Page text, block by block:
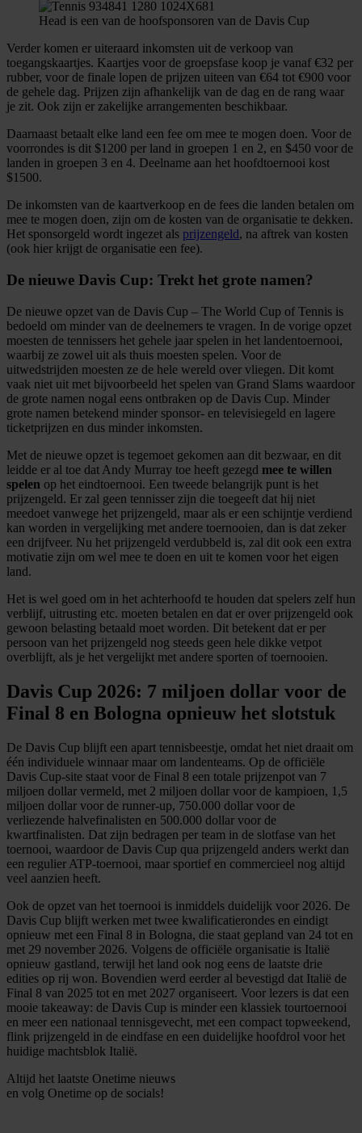
informatie over uw gebruik van onze site met onze
partners voor social media, adverteren en analyse. Deze
partners kunnen deze gegevens combineren met andere
informatie die u aan ze heeft verstrekt of die ze hebben
verzameld op basis van uw gebruik van hun services.
Head is een van de hoofsponsoren van de Davis Cup
Verder komen er uiteraard inkomsten uit de verkoop van
toegangskaartjes. Kaartjes voor de groepsfase koop je vanaf €32 per
rubber, voor de finale lopen de prijzen uiteen van €64 tot €900 voor
de gehele dag. Prijzen zijn afhankelijk van de dag en de rang waar
je zit. Ook zijn er zakelijke arrangementen beschikbaar.
Daarnaast betaalt elke land een fee om mee te mogen doen. Voor de
voorrondes is dit $1200 per land in groepen 1 en 2, en $450 voor de
landen in groepen 3 en 4. Deelname aan het hoofdtoernooi kost
$1500.
De inkomsten van de kaartverkoop en de fees die landen betalen om
mee te mogen doen, zijn om de kosten van de organisatie te dekken.
Het sponsorgeld wordt ingezet als prijzengeld, na aftrek van kosten
(ook hier krijgt de organisatie een fee).
De nieuwe Davis Cup: Trekt het grote namen?
De nieuwe opzet van de Davis Cup – The World Cup of Tennis is
bedoeld om minder van de deelnemers te vragen. In de vorige opzet
moesten de tennissers het gehele jaar spelen in het landentoernooi,
waarbij ze zowel uit als thuis moesten spelen. Voor de
uitwedstrijden moesten ze de hele wereld over vliegen. Dit komt
vaak niet uit met bijvoorbeeld het spelen van Grand Slams waardoor
de grote namen nogal eens ontbraken op de Davis Cup. Minder
grote namen betekend minder sponsor- en televisiegeld en lagere
ticketprijzen en dus minder inkomsten.
Met de nieuwe opzet is tegemoet gekomen aan dit bezwaar, en dit
leidde er al toe dat Andy Murray toe heeft gezegd mee te willen
spelen op het eindtoernooi. Een tweede belangrijk punt is het
prijzengeld. Er zal geen tennisser zijn die toegeeft dat hij niet
meedoet vanwege het prijzengeld, maar als er een schijntje verdiend
kan worden in vergelijking met andere toernooien, dan is dat zeker
een drijfveer. Nu het prijzengeld verdubbeld is, zal dit ook een extra
motivatie zijn om wel mee te doen en uit te komen voor het eigen
land.
Het is wel goed om in het achterhoofd te houden dat spelers zelf hun
verblijf, uitrusting etc. moeten betalen en dat er over prijzengeld ook
gewoon belasting betaald moet worden. Dit betekent dat er per
persoon van het prijzengeld nog steeds geen hele dikke vetpot
overblijft, als je het vergelijkt met andere sporten of toernooien.
Davis Cup 2026: 7 miljoen dollar voor de
Final 8 en Bologna opnieuw het slotstuk
De Davis Cup blijft een apart tennisbeestje, omdat het niet draait om
één individuele winnaar maar om landenteams. Op de officiële
Davis Cup-site staat voor de Final 8 een totale prijzenpot van 7
miljoen dollar vermeld, met 2 miljoen dollar voor de kampioen, 1,5
miljoen dollar voor de runner-up, 750.000 dollar voor de
verliezende halvefinalisten en 500.000 dollar voor de
kwartfinalisten. Dat zijn bedragen per team in de slotfase van het
toernooi, waardoor de Davis Cup qua prijzengeld anders werkt dan
een regulier ATP-toernooi, maar sportief en commercieel nog altijd
veel aanzien heeft.
Ook de opzet van het toernooi is inmiddels duidelijk voor 2026. De
Davis Cup blijft werken met twee kwalificatierondes en eindigt
opnieuw met een Final 8 in Bologna, die staat gepland van 24 tot en
met 29 november 2026. Volgens de officiële organisatie is Italië
opnieuw gastland, terwijl het land ook nog eens de laatste drie
edities op rij won. Bovendien werd eerder al bevestigd dat Italië de
Final 8 van 2025 tot en met 2027 organiseert. Voor lezers is dat een
mooie takeaway: de Davis Cup is minder een klassiek tourtoernooi
en meer een nationaal tennisgevecht, met een compact topweekend,
flink prijzengeld in de eindfase en een duidelijke hoofdrol voor het
huidige machtsblok Italië.
Altijd het laatste Onetime nieuws
en volg Onetime op de socials!